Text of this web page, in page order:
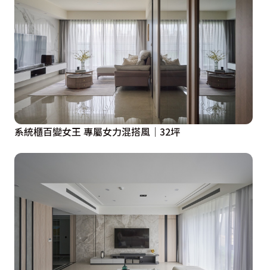
系統櫃百變女王 專屬女力混搭風｜32坪